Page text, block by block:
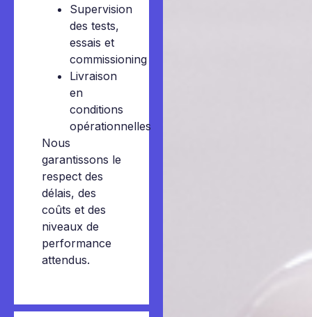
Supervision
des tests,
essais et
commissioning
Livraison
en
conditions
opérationnelles
Nous
garantissons le
respect des
délais, des
coûts et des
niveaux de
performance
attendus.